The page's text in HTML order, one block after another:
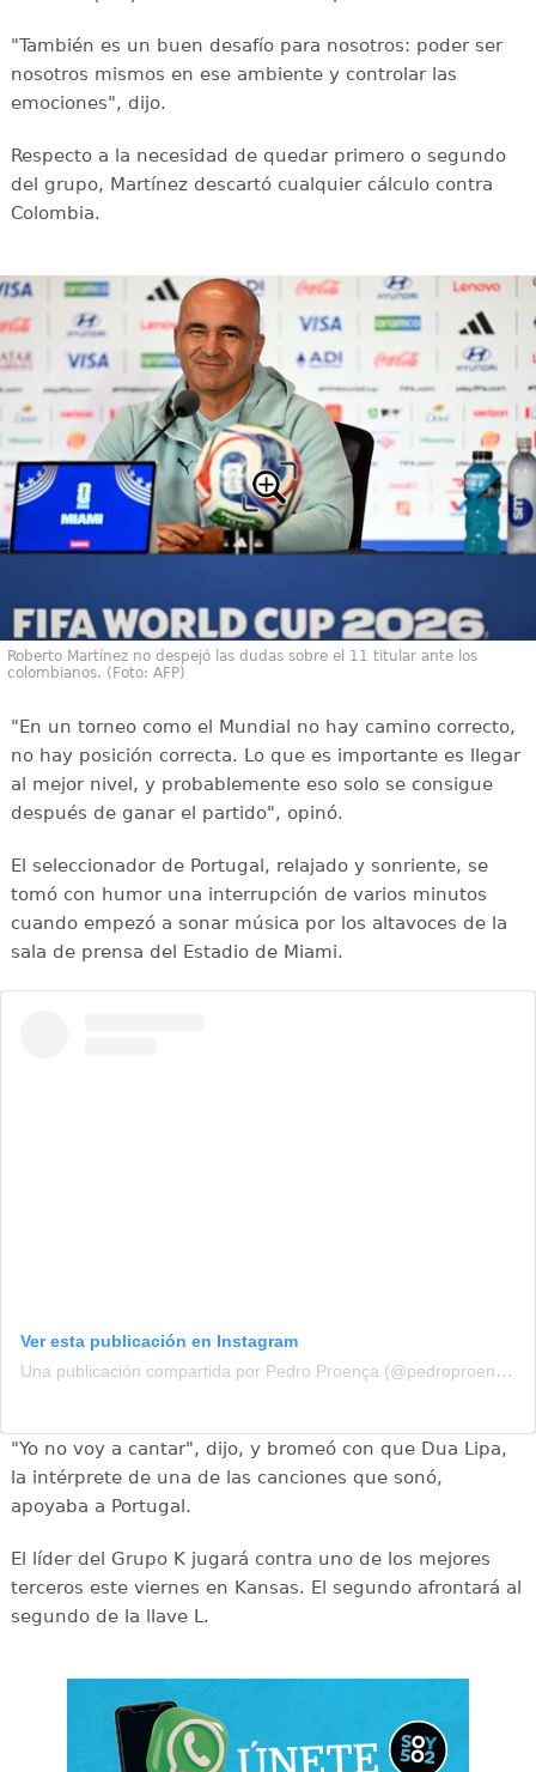
"También es un buen desafío para nosotros: poder ser
nosotros mismos en ese ambiente y controlar las
emociones", dijo.
Respecto a la necesidad de quedar primero o segundo
del grupo, Martínez descartó cualquier cálculo contra
Colombia.
Roberto Martínez no despejó las dudas sobre el 11 titular ante los
colombianos. (Foto: AFP)
"En un torneo como el Mundial no hay camino correcto,
no hay posición correcta. Lo que es importante es llegar
al mejor nivel, y probablemente eso solo se consigue
después de ganar el partido", opinó.
El seleccionador de Portugal, relajado y sonriente, se
tomó con humor una interrupción de varios minutos
cuando empezó a sonar música por los altavoces de la
sala de prensa del Estadio de Miami.
Ver esta publicación en Instagram
Una publicación compartida por Pedro Proença (@pedroproencafpf)
"Yo no voy a cantar", dijo, y bromeó con que Dua Lipa,
la intérprete de una de las canciones que sonó,
apoyaba a Portugal.
El líder del Grupo K jugará contra uno de los mejores
terceros este viernes en Kansas. El segundo afrontará al
segundo de la llave L.